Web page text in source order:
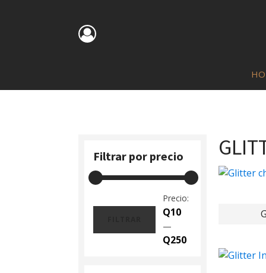
Filtrar por precio
Precio
Precio
Precio:
Q10
—
Q250